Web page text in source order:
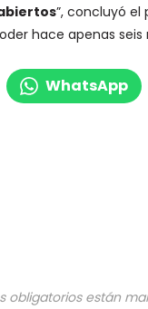
”, concluyó el
hace apenas seis
WhatsApp
obligatorios están